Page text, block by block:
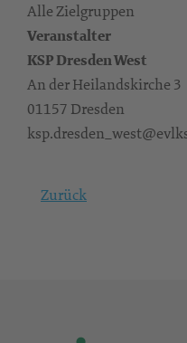
Alle Zielgruppen
Veranstalter
KSP Dresden West
An der Heilandskirche 3
01157 Dresden
Zurück